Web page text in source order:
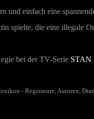
und einfach eine
spielte, die eine illegale
bei der TV-Serie STAN
- Regisseure, Autoren,